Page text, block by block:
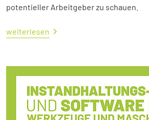
potentieller Arbeitgeber zu schauen.
weiterlesen